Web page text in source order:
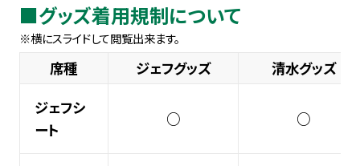
■グッズ着用規制について
席種 ジェフグッズ
清水グッズ
ジェフシ
ート
○ ○